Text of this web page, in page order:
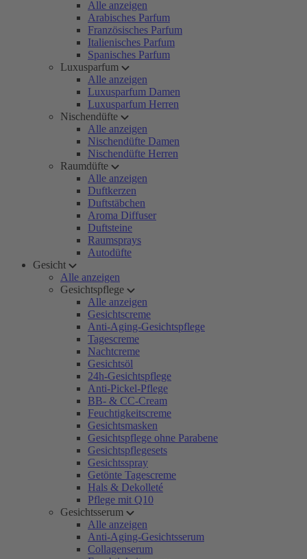
Alle anzeigen
Arabisches Parfum
Französisches Parfum
Italienisches Parfum
Spanisches Parfum
Luxusparfum
Alle anzeigen
Luxusparfum Damen
Luxusparfum Herren
Nischendüfte
Alle anzeigen
Nischendüfte Damen
Nischendüfte Herren
Raumdüfte
Alle anzeigen
Duftkerzen
Duftstäbchen
Aroma Diffuser
Duftsteine
Raumsprays
Autodüfte
Gesicht
Alle anzeigen
Gesichtspflege
Alle anzeigen
Gesichtscreme
Anti-Aging-Gesichtspflege
Tagescreme
Nachtcreme
Gesichtsöl
24h-Gesichtspflege
Anti-Pickel-Pflege
BB- & CC-Cream
Feuchtigkeitscreme
Gesichtsmasken
Gesichtspflege ohne Parabene
Gesichtspflegesets
Gesichtsspray
Getönte Tagescreme
Hals & Dekolleté
Pflege mit Q10
Gesichtsserum
Alle anzeigen
Anti-Aging-Gesichtsserum
Collagenserum